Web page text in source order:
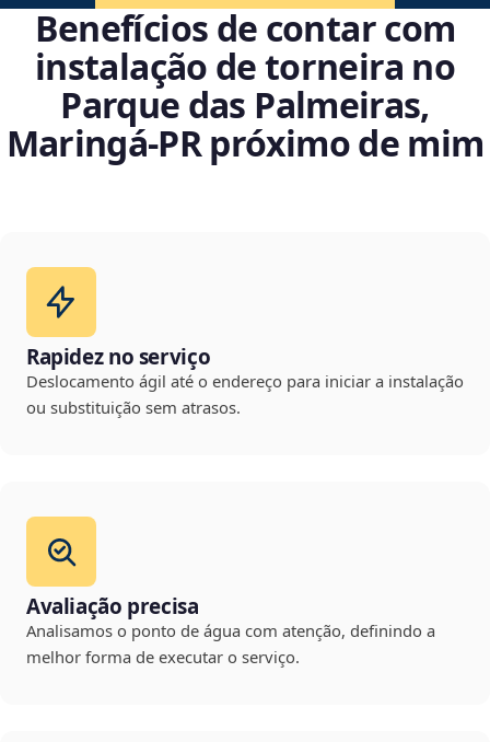
Benefícios de contar com
instalação de torneira no
Parque das Palmeiras,
Maringá‑PR próximo de mim
Rapidez no serviço
Deslocamento ágil até o endereço para iniciar a instalação
ou substituição sem atrasos.
Avaliação precisa
Analisamos o ponto de água com atenção, definindo a
melhor forma de executar o serviço.